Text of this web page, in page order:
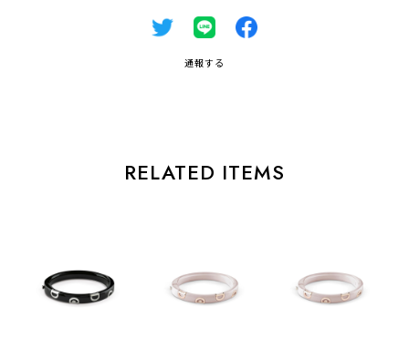
通報する
RELATED ITEMS